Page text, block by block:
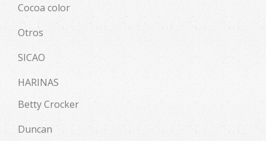
Cocoa color
Otros
SICAO
HARINAS
Betty Crocker
Duncan